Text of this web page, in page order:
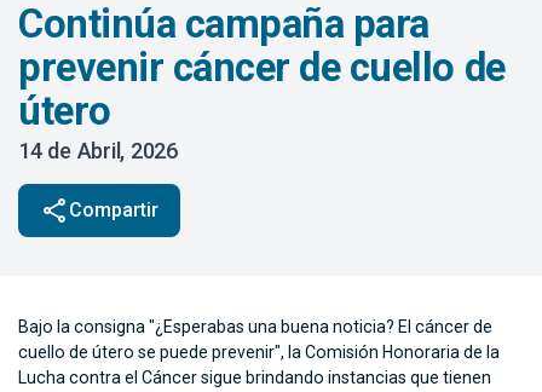
Continúa campaña para
prevenir cáncer de cuello de
útero
14 de Abril, 2026
share Compartir
Bajo la consigna "¿Esperabas una buena noticia? El cáncer de
cuello de útero se puede prevenir", la Comisión Honoraria de la
Lucha contra el Cáncer sigue brindando instancias que tienen